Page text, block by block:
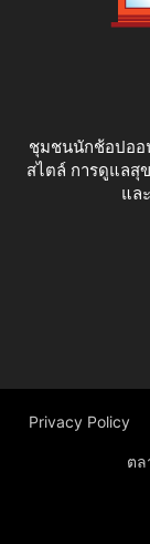
ชุมชนนักช้อปออ
สไตล์ การดูแลสุ
แล
Privacy Policy
ต